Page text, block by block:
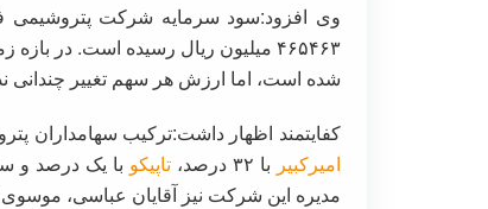
شده است، اما ارزش هر سهم تغییر چندانی
کفایتمند اظهار داشت:ترکیب سهامداران
امیرکبیر با ۳۲ درصد، تاپیکو
مدیره این شرکت نیز آقایان عباسی،